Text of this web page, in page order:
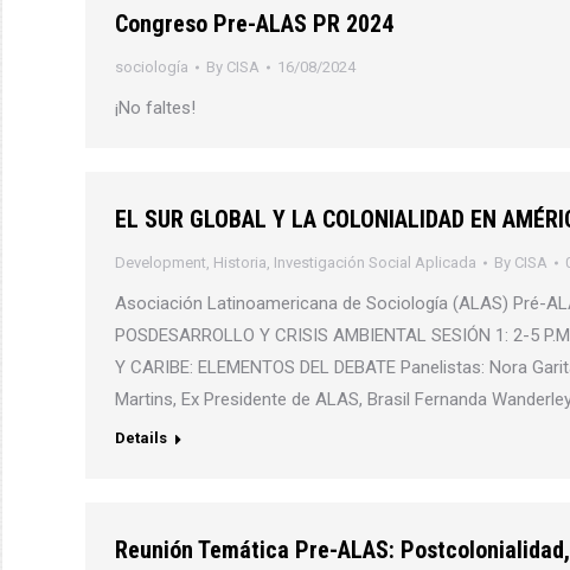
Congreso Pre-ALAS PR 2024
sociología By CISA 16/08/2024
¡No faltes!
EL SUR GLOBAL Y LA COLONIALIDAD EN
Development, Historia, Investigación Social Aplicada By CISA
Asociación Latinoamericana de Sociología (ALAS) Pré-
POSDESARROLLO Y CRISIS AMBIENTAL SESIÓN 1: 2-5
Y CARIBE: ELEMENTOS DEL DEBATE Panelistas: Nora
Martins, Ex Presidente de ALAS, Brasil Fernanda
Details
Reunión Temática Pre-ALAS: